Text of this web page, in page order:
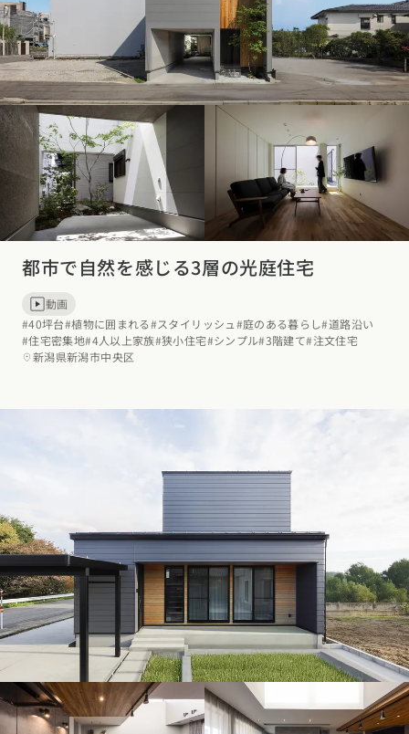
都市で自然を感じる3層の光庭住宅
動画
#40坪台#植物に囲まれる#スタイリッシュ #庭のある暮らし#道路沿い
#住宅密集地#4人以上家族#狭小住宅#シンプル#3階建て#注文住宅
新潟県新潟市中央区